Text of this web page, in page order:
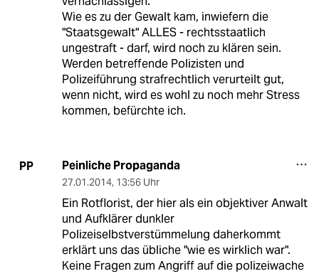
Wie es zu der Gewalt kam, inwiefern die
"Staatsgewalt" ALLES - rechtsstaatlich
ungestraft - darf, wird noch zu klären sein.
Werden betreffende Polizisten und
Polizeiführung strafrechtlich verurteilt gut,
wenn nicht, wird es wohl zu noch mehr Stress
kommen, befürchte ich.
PP Peinliche Propaganda
27.01.2014, 13:56 Uhr
Ein Rotflorist, der hier als ein objektiver Anwalt
und Aufklärer dunkler
Polizeiselbstverstümmelung daherkommt
erklärt uns das übliche "wie es wirklich war".
Keine Fragen zum Angriff auf die polizeiwache